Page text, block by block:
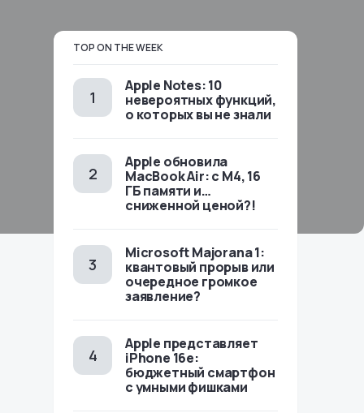
TOP ON THE WEEK
Apple Notes: 10
невероятных функций,
о которых вы не знали
Apple обновила
MacBook Air: с M4, 16
ГБ памяти и…
сниженной ценой?!
Microsoft Majorana 1:
квантовый прорыв или
очередное громкое
заявление?
Apple представляет
iPhone 16e:
бюджетный смартфон
с умными фишками